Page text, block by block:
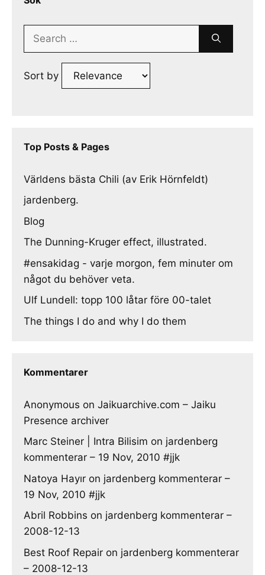
Search
Sort by
Top Posts & Pages
Världens bästa Chili (av Erik Hörnfeldt)
jardenberg.
Blog
The Dunning-Kruger effect, illustrated.
#ensakidag - varje morgon, fem minuter om
något du behöver veta.
Ulf Lundell: topp 100 låtar före 00-talet
The things I do and why I do them
Kommentarer
Anonymous on Jaikuarchive.com – Jaiku
Presence archiver
Marc Steiner | Intra Bilisim on jardenberg
kommenterar – 19 Nov, 2010 #jjk
Natoya Hayır on jardenberg kommenterar –
19 Nov, 2010 #jjk
Abril Robbins on jardenberg kommenterar –
2008-12-13
Best Roof Repair on jardenberg kommenterar
– 2008-12-13